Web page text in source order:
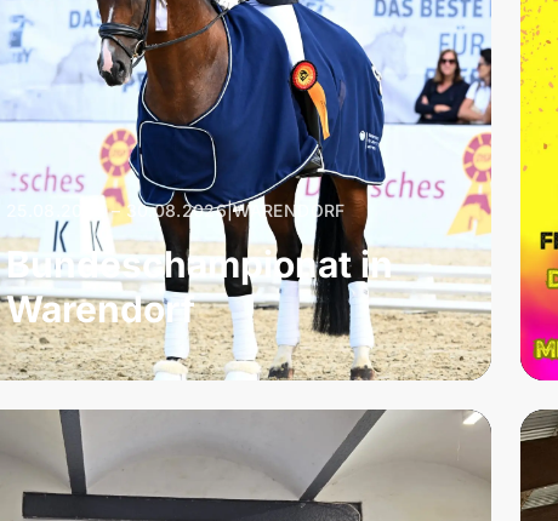
25.08.2026 – 30.08.2026|WARENDORF
Bundeschampionat in
Warendorf